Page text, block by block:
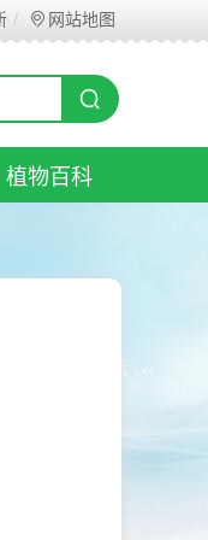
网站地图
植物百科